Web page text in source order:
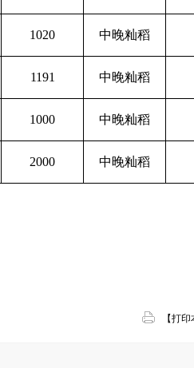
1020 中晚籼稻
1191 中晚籼稻
1000 中晚籼稻
2000 中晚籼稻
【打印